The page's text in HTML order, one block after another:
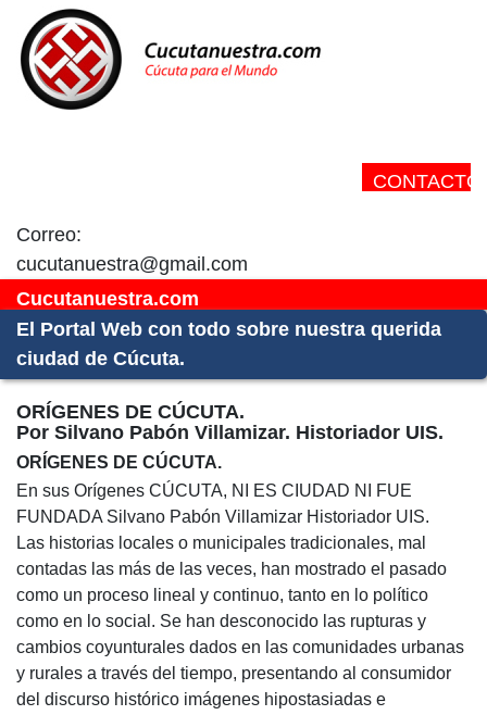
CONTACTO:
Correo:
cucutanuestra@gmail.com
Cucutanuestra.com
El Portal Web con todo sobre nuestra querida
ciudad de Cúcuta.
ORÍGENES DE CÚCUTA.
Por Silvano Pabón Villamizar. Historiador UIS.
ORÍGENES DE CÚCUTA.
En sus Orígenes CÚCUTA, NI ES CIUDAD NI FUE
FUNDADA Silvano Pabón Villamizar Historiador UIS.
Las historias locales o municipales tradicionales, mal
contadas las más de las veces, han mostrado el pasado
como un proceso lineal y continuo, tanto en lo político
como en lo social. Se han desconocido las rupturas y
cambios coyunturales dados en las comunidades urbanas
y rurales a través del tiempo, presentando al consumidor
del discurso histórico imágenes hipostasiadas e